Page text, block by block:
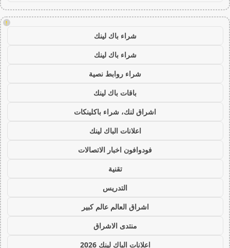
!
شراء باك لينك
شراء باك لينك
شراء روابط نصية
باقات باك لينك
اشراق لنك، شراء باكلينكات
اعلانات الباك لينك
فودوافون اخبار الاتصالات
تقنية
التدريس
اشراق العالم عالم كبير
منتدى الاشراق
اعلانات الباك لينك 2026